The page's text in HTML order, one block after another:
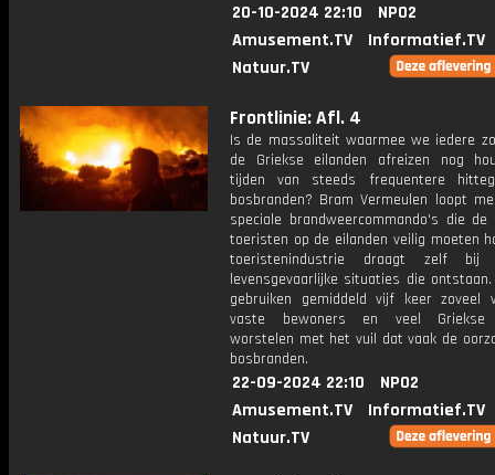
20-10-2024 22:10
NPO2
Amusement.TV
Informatief.TV
Natuur.TV
Frontlinie: Afl. 4
Is de massaliteit waarmee we iedere
de Griekse eilanden afreizen nog
tijden van steeds frequentere
bosbranden? Bram Vermeulen loopt
speciale brandweercommando's die de
toeristen op de eilanden veilig moeten
toeristenindustrie draagt zelf
levensgevaarlijke situaties die ontstaan.
gebruiken gemiddeld vijf keer zoveel
vaste bewoners en veel Griekse
worstelen met het vuil dat vaak de
bosbranden.
22-09-2024 22:10
NPO2
Amusement.TV
Informatief.TV
Natuur.TV